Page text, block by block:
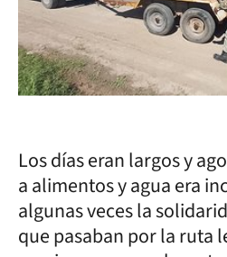
Los días eran largos y
a alimentos y agua era
algunas veces la
que pasaban por la ruta